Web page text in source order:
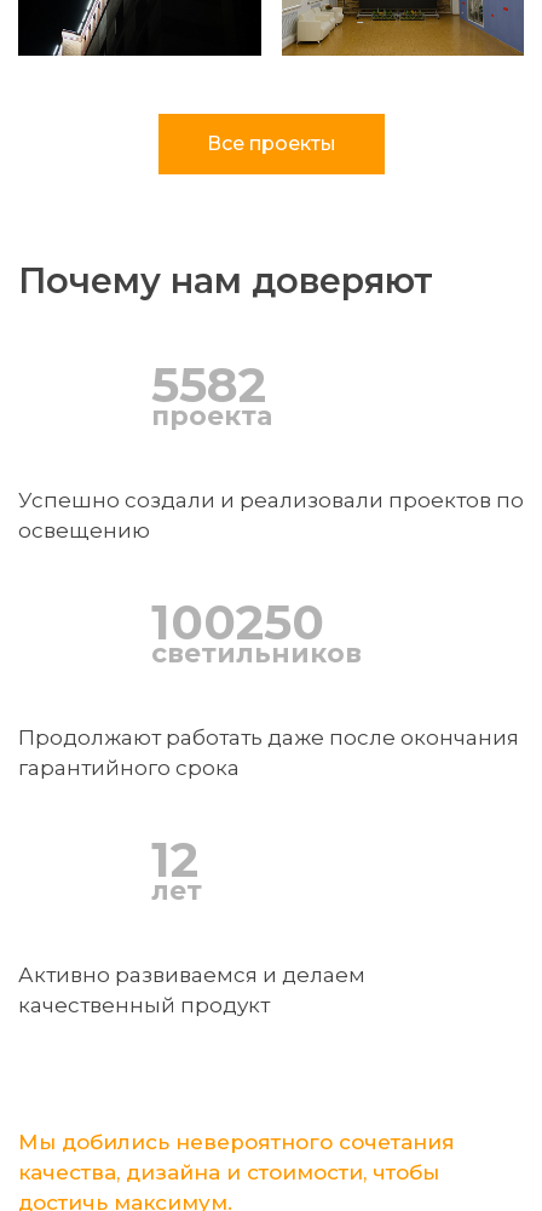
Все проекты
Почему нам доверяют
5582
проекта
Успешно создали и реализовали проектов по
освещению
100250
светильников
Продолжают работать даже после окончания
гарантийного срока
12
лет
Активно развиваемся и делаем
качественный продукт
Мы добились невероятного сочетания
качества, дизайна и стоимости, чтобы
достичь максимум.